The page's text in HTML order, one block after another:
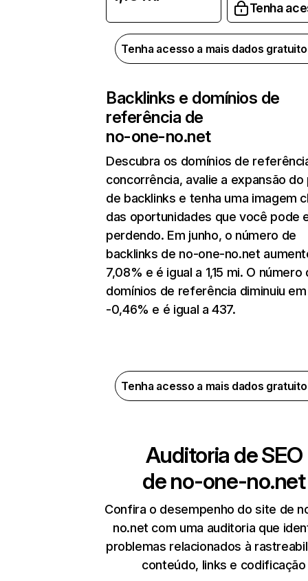
Tenha
Tenha acesso a mais dados
Backlinks e domínios de
referência de
no-one-no.net
Descubra os domínios de
concorrência, avalie a expansão
de backlinks e tenha uma imagem
das oportunidades que você pode
perdendo. Em junho, o número de
backlinks de no-one-no.net
7,08% e é igual a 1,15 mi. O número
domínios de referência diminuiu em
-0,46% e é igual a 437.
Tenha acesso a mais dados
Auditoria de SEO
deno-one-no.net
Confira o desempenho do site de
no.net com uma auditoria que
problemas relacionados à
conteúdo, links e codificação